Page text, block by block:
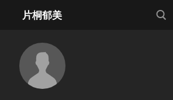
片桐郁美
検索